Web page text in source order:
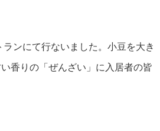
ンにて行ないました。小豆を大き
香りの「ぜんざい」に入居者の皆